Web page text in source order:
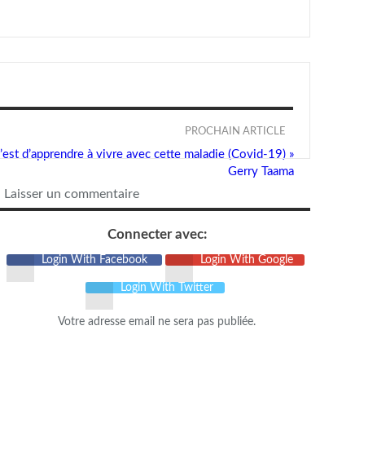
PROCHAIN ARTICLE
d’apprendre à vivre avec cette maladie (Covid-19) »
Gerry Taama
Laisser un commentaire
Connecter avec:
Login With Facebook Login With Google
Login With Twitter
Votre adresse email ne sera pas publiée.